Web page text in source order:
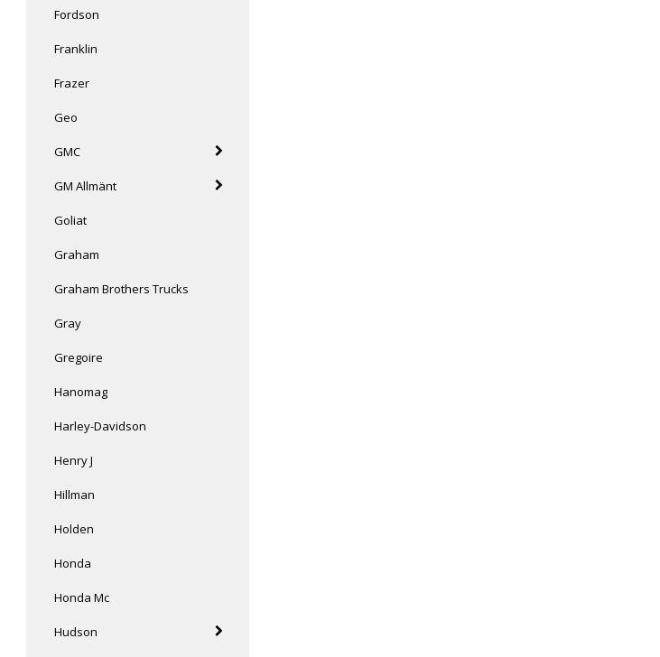
Fordson
Franklin
Frazer
Geo
GMC
GM Allmänt
Goliat
Graham
Graham Brothers Trucks
Gray
Gregoire
Hanomag
Harley-Davidson
Henry J
Hillman
Holden
Honda
Honda Mc
Hudson